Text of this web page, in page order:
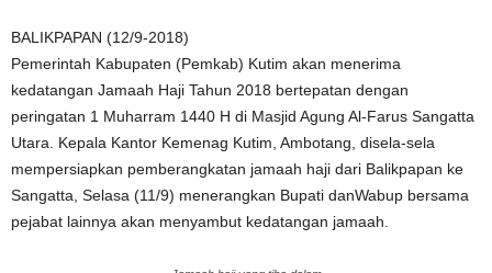
BALIKPAPAN (12/9-2018)
Pemerintah Kabupaten (Pemkab) Kutim akan menerima
kedatangan Jamaah Haji Tahun 2018 bertepatan dengan
peringatan 1 Muharram 1440 H di Masjid Agung Al-Farus Sangatta
Utara. Kepala Kantor Kemenag Kutim, Ambotang, disela-sela
mempersiapkan pemberangkatan jamaah haji dari Balikpapan ke
Sangatta, Selasa (11/9) menerangkan Bupati danWabup bersama
pejabat lainnya akan menyambut kedatangan jamaah.